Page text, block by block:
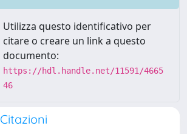
Utilizza questo identificativo per
citare o creare un link a questo
documento:
https://hdl.handle.net/11591/4665
46
Citazioni